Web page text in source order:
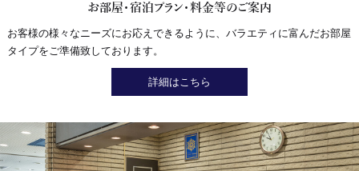
ネパールの辛いラーメン
2026.05.23
知多半島おすすめラーメン②『かりん亭』
2026.05.04
SAKAMOTO DAYS
お部屋・宿泊プラン・料金等のご案内
お客様の様々なニーズにお応えできるように、バラエティに富んだお部屋
タイプをご準備致しております。
詳細はこちら